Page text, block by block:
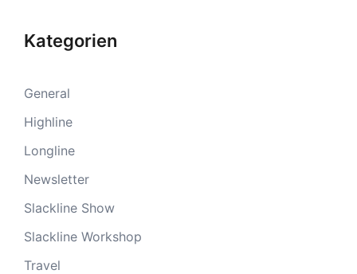
Kategorien
General
Highline
Longline
Newsletter
Slackline Show
Slackline Workshop
Travel